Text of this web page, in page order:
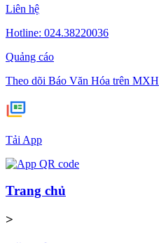
Liên hệ
Hotline: 024.38220036
Quảng cáo
Theo dõi Báo Văn Hóa trên MXH
Tải App
Trang chủ
>